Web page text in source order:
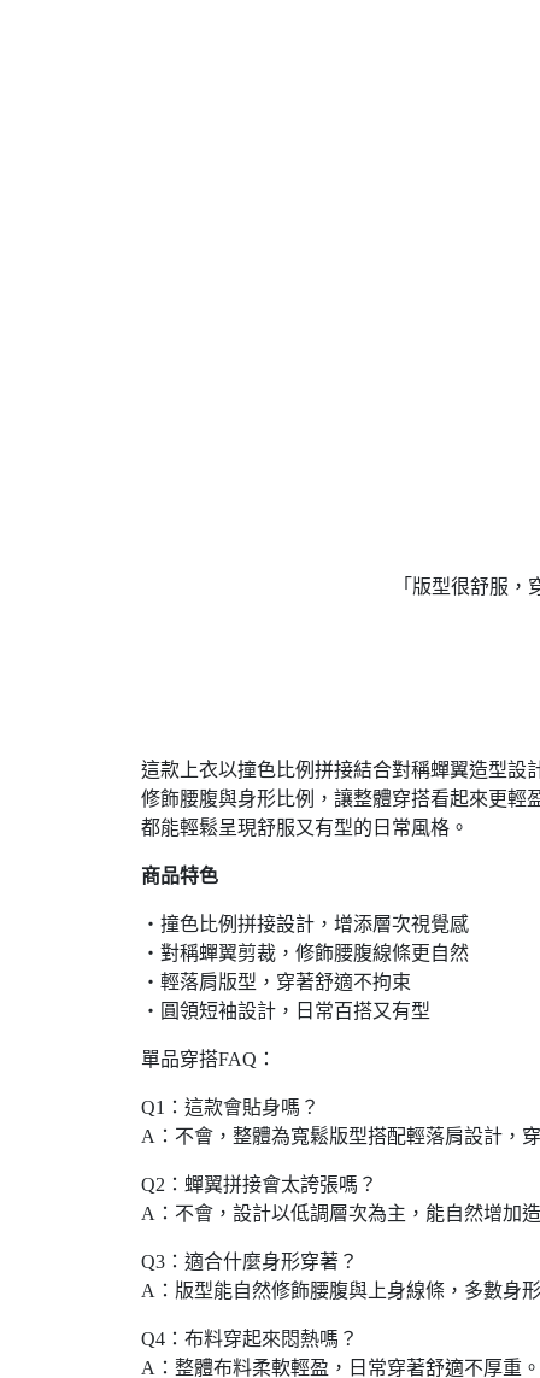
「版型很舒服
這款上衣以撞色比例拼接結合對稱蟬翼造型設
修飾腰腹與身形比例，讓整體穿搭看起來更輕
都能輕鬆呈現舒服又有型的日常風格。
商品特色
・撞色比例拼接設計，增添層次視覺感
・對稱蟬翼剪裁，修飾腰腹線條更自然
・輕落肩版型，穿著舒適不拘束
・圓領短袖設計，日常百搭又有型
單品穿搭FAQ：
Q1：這款會貼身嗎？
A：不會，整體為寬鬆版型搭配輕落肩設計，
Q2：蟬翼拼接會太誇張嗎？
A：不會，設計以低調層次為主，能自然增加
Q3：適合什麼身形穿著？
A：版型能自然修飾腰腹與上身線條，多數身
Q4：布料穿起來悶熱嗎？
A：整體布料柔軟輕盈，日常穿著舒適不厚重。